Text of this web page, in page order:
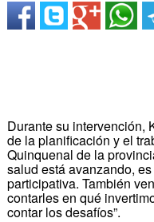
Durante su intervención,
de la planificación y el
Quinquenal de la
salud está avanzando,
participativa. También
contarles en qué
contar los desafíos”.